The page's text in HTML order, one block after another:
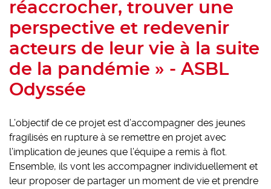
réaccrocher, trouver une
perspective et redevenir
acteurs de leur vie à la suite
de la pandémie » - ASBL
Odyssée
L’objectif de ce projet est d’accompagner des jeunes
fragilisés en rupture à se remettre en projet avec
l’implication de jeunes que l’équipe a remis à flot.
Ensemble, ils vont les accompagner individuellement et
leur proposer de partager un moment de vie et prendre